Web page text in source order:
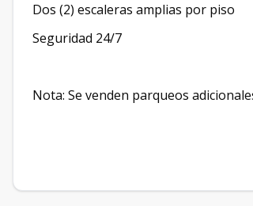
Dos (2) escaleras amplias por piso
Seguridad 24/7
Nota: Se venden parqueos